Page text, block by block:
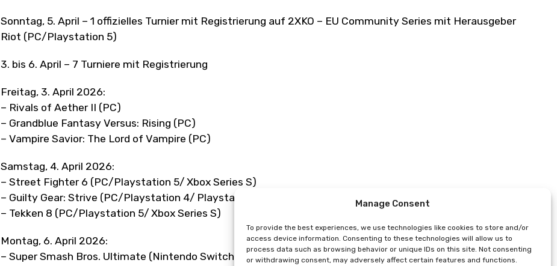
Manage Consent
To provide the best experiences, we use technologies like cookies to store and/or
access device information. Consenting to these technologies will allow us to
process data such as browsing behavior or unique IDs on this site. Not consenting
or withdrawing consent, may adversely affect certain features and functions.
Sonntag, 5. April – 1 offizielles Turnier mit Registrierung auf 2XKO – EU Community Series mit Herausgeber
Riot (PC/Playstation 5)
3. bis 6. April – 7 Turniere mit Registrierung
Freitag, 3. April 2026:
– Rivals of Aether II (PC)
– Grandblue Fantasy Versus: Rising (PC)
– Vampire Savior: The Lord of Vampire (PC)
Samstag, 4. April 2026:
– Street Fighter 6 (PC/Playstation 5/ Xbox Series S)
– Guilty Gear: Strive (PC/Playstation 4/ Playstation 5)
– Tekken 8 (PC/Playstation 5/ Xbox Series S)
Montag, 6. April 2026:
– Super Smash Bros. Ultimate (Nintendo Switch)